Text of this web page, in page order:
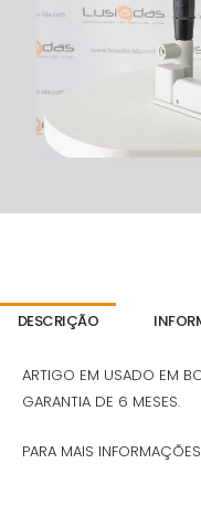
DESCRIÇÃO
ARTIGO EM USADO EM
GARANTIA DE 6 MESES.
PARA MAIS